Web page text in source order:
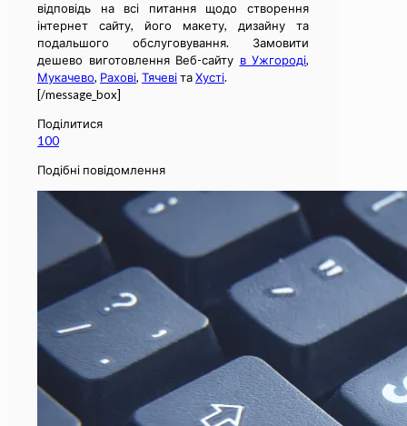
відповідь на всі питання щодо створення
інтернет сайту, його макету, дизайну та
подальшого обслуговування. Замовити
дешево виготовлення Веб-сайту в Ужгороді,
Мукачево, Рахові, ТячевітаХусті.
[/message_box]
Поділитися
100
Подібні повідомлення